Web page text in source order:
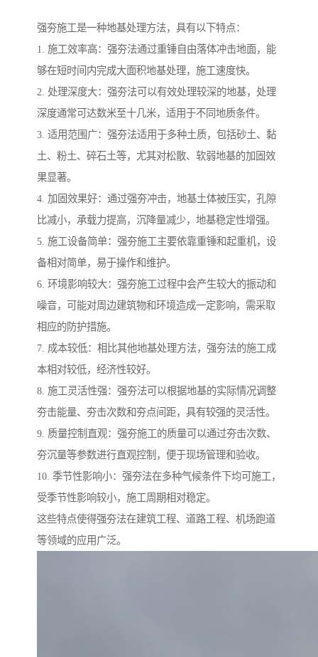
强夯施工是一种地基处理方法，具有以下特点：
1. 施工效率高：强夯法通过重锤自由落体冲击地面，能
够在短时间内完成大面积地基处理，施工速度快。
2. 处理深度大：强夯法可以有效处理较深的地基，处理
深度通常可达数米至十几米，适用于不同地质条件。
3. 适用范围广：强夯法适用于多种土质，包括砂土、黏
土、粉土、碎石土等，尤其对松散、软弱地基的加固效
果显著。
4. 加固效果好：通过强夯冲击，地基土体被压实，孔隙
比减小，承载力提高，沉降量减少，地基稳定性增强。
5. 施工设备简单：强夯施工主要依靠重锤和起重机，设
备相对简单，易于操作和维护。
6. 环境影响较大：强夯施工过程中会产生较大的振动和
噪音，可能对周边建筑物和环境造成一定影响，需采取
相应的防护措施。
7. 成本较低：相比其他地基处理方法，强夯法的施工成
本相对较低，经济性较好。
8. 施工灵活性强：强夯法可以根据地基的实际情况调整
夯击能量、夯击次数和夯点间距，具有较强的灵活性。
9. 质量控制直观：强夯施工的质量可以通过夯击次数、
夯沉量等参数进行直观控制，便于现场管理和验收。
10. 季节性影响小：强夯法在多种气候条件下均可施工，
受季节性影响较小，施工周期相对稳定。
这些特点使得强夯法在建筑工程、道路工程、机场跑道
等领域的应用广泛。